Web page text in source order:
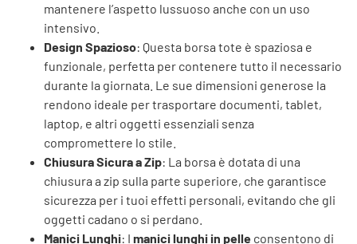
mantenere l’aspetto lussuoso anche con un uso
intensivo.
Design Spazioso: Questa borsa tote è spaziosa e
funzionale, perfetta per contenere tutto il necessario
durante la giornata. Le sue dimensioni generose la
rendono ideale per trasportare documenti, tablet,
laptop, e altri oggetti essenziali senza
compromettere lo stile.
Chiusura Sicura a Zip: La borsa è dotata di una
chiusura a zip sulla parte superiore, che garantisce
sicurezza per i tuoi effetti personali, evitando che gli
oggetti cadano o si perdano.
Manici Lunghi: I manici lunghi in pelle consentono di